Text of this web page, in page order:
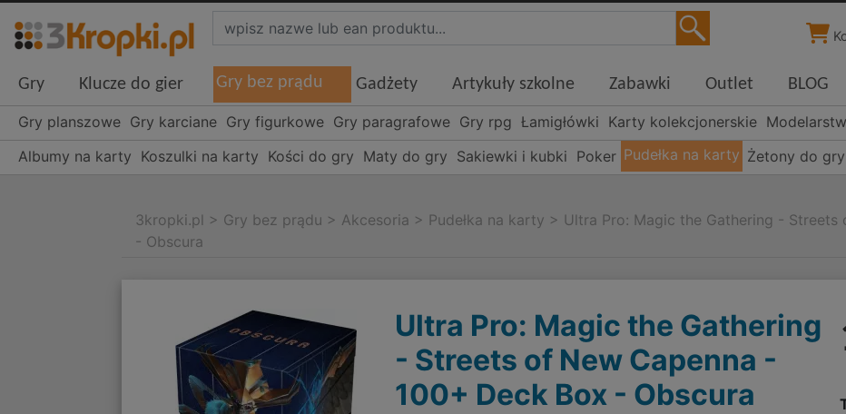
Gry Klucze do gier Gry bez prądu Gadżety Artykuły szkolne Zabawki Outlet BLOG
Gry planszowe Gry karciane Gry figurkowe Gry paragrafowe Gry rpg Łamigłówki Karty kolekcjonerskie
Albumy na karty Koszulki na karty Kości do gry Maty do gry Sakiewki i kubki Poker Pudełka na karty Żetony do gry
3kropki.pl > Gry bez prądu > Akcesoria > Pudełka na karty > Ultra Pro: Magic the Gathering -
- Obscura
Ultra Pro: Magic the Gathering
- Streets of New Capenna -
100+ Deck Box - Obscura